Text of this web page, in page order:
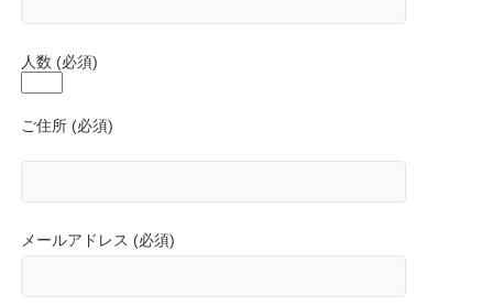
人数 (必須)
ご住所 (必須)
メールアドレス (必須)